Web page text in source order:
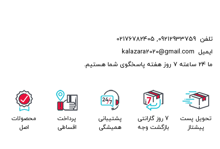
تلفن 09212933759
,
02176782405
ایمیل kalazara2020@gmail.com
ما 24 ساعته 7 روز هفته پاسخگوی شما هستیم.
تحویل پست
پیشتاز
7 روز گارانتی
بازگشت وجه
پشتیبانی
همیشگی
پرداخت
اقساطی
محصولات
اصل